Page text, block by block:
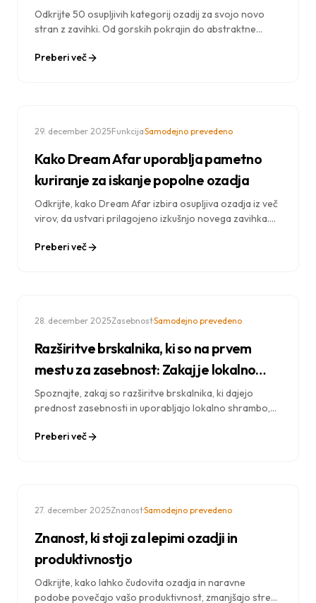
Odkrijte 50 osupljivih kategorij ozadij za svojo novo
stran z zavihki. Od gorskih pokrajin do abstraktne
vaše delo.
Preberi več
29. december 2025·Funkcija·Samodejno prevedeno
Kako Dream Afar uporablja pametno
kuriranje za iskanje popolne ozadja
Odkrijte, kako Dream Afar izbira osupljiva ozadja iz več
virov, da ustvari prilagojeno izkušnjo novega zavihka.
Preberi več
28. december 2025·Zasebnost·Samodejno prevedeno
Razširitve brskalnika, ki so na prvem
mestu za zasebnost: Zakaj je lokalno
shranjevanje pomembno
Spoznajte, zakaj so razširitve brskalnika, ki dajejo
prednost zasebnosti in uporabljajo lokalno shrambo,
shranjevanjem podatkov v oblaku in lokalnim
Preberi več
27. december 2025·Znanost·Samodejno prevedeno
Znanost, ki stoji za lepimi ozadji in
produktivnostjo
Odkrijte, kako lahko čudovita ozadja in naravne
podobe povečajo vašo produktivnost, zmanjšajo stres